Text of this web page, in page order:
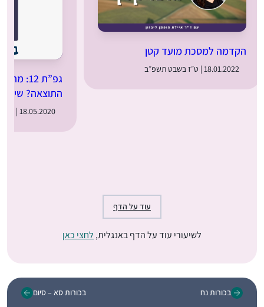
הקדמה למסכת מועד קטן
18.01.2022 | ט״ז בשבט תשפ״ב
גפ”ת
התוצאה? שיטת
18.05.2020 | כ״ד באייר תש״פ
עוד על הדף
לשיעורי עוד על הדף באנגלית, לחצי כאן
בכורות נח בכורות סא – סיום